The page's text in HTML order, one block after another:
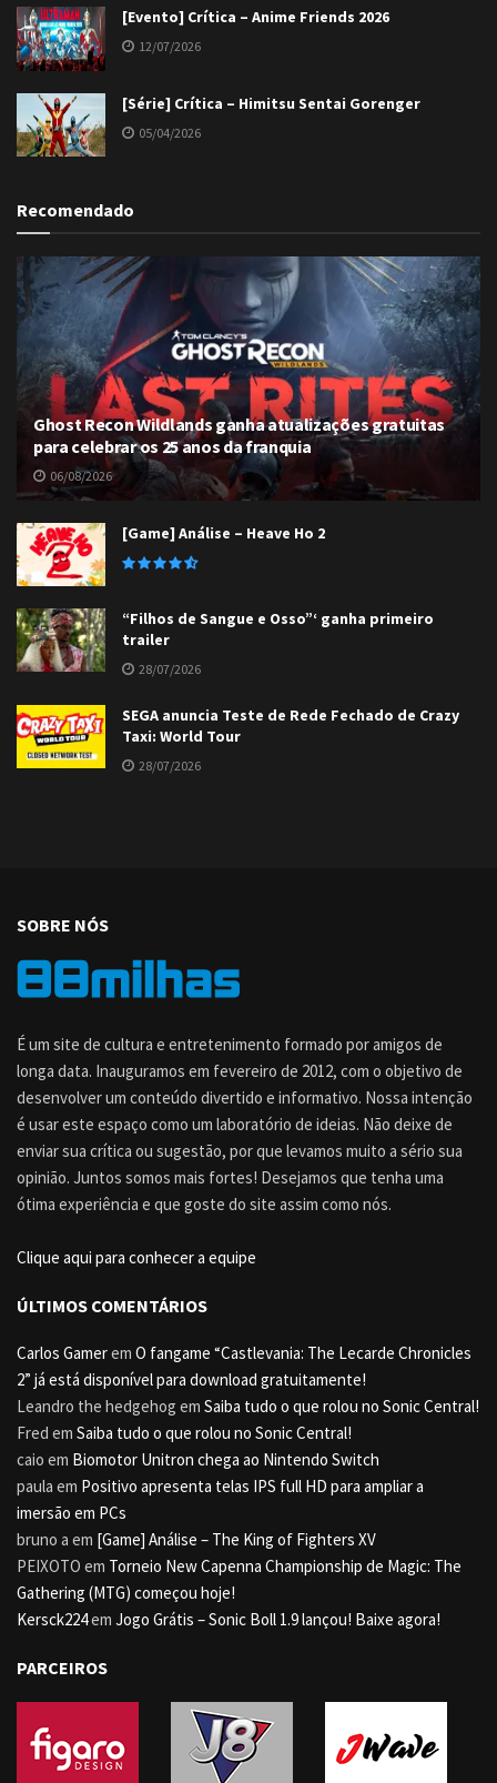
[Evento] Crítica – Anime Friends 2026
12/07/2026
[Série] Crítica – Himitsu Sentai Gorenger
05/04/2026
Recomendado
Ghost Recon Wildlands ganha atualizações gratuitas
para celebrar os 25 anos da franquia
06/08/2026
[Game] Análise – Heave Ho 2
“Filhos de Sangue e Osso”‘ ganha primeiro
trailer
28/07/2026
SEGA anuncia Teste de Rede Fechado de Crazy
Taxi: World Tour
28/07/2026
SOBRE NÓS
É um site de cultura e entretenimento formado por amigos de
longa data. Inauguramos em fevereiro de 2012, com o objetivo de
desenvolver um conteúdo divertido e informativo. Nossa intenção
é usar este espaço como um laboratório de ideias. Não deixe de
enviar sua crítica ou sugestão, por que levamos muito a sério sua
opinião. Juntos somos mais fortes! Desejamos que tenha uma
ótima experiência e que goste do site assim como nós.
Clique aqui para conhecer a equipe
ÚLTIMOS COMENTÁRIOS
Carlos Gamerem O fangame “Castlevania: The Lecarde Chronicles
2” já está disponível para download gratuitamente!
Leandro the hedgehog em Saiba tudo o que rolou no Sonic Central!
Fred em Saiba tudo o que rolou no Sonic Central!
caio em Biomotor Unitron chega ao Nintendo Switch
paula em Positivo apresenta telas IPS full HD para ampliar a
imersão em PCs
bruno a em [Game] Análise – The King of Fighters XV
PEIXOTO em Torneio New Capenna Championship de Magic: The
Gathering (MTG) começou hoje!
Kersck224em Jogo Grátis – Sonic Boll 1.9 lançou! Baixe agora!
PARCEIROS